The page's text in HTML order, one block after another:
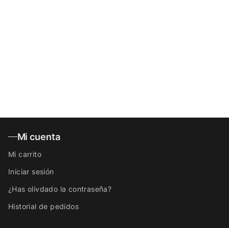
Mi cuenta
Mi carrito
Iniciar sesión
¿Has olivdado la contraseña?
Historial de pedidos